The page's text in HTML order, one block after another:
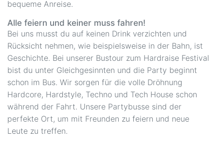
bequeme Anreise.
Alle feiern und keiner muss fahren!
Bei uns musst du auf keinen Drink verzichten und
Rücksicht nehmen, wie beispielsweise in der Bahn, ist
Geschichte. Bei unserer Bustour zum Hardraise Festival
bist du unter Gleichgesinnten und die Party beginnt
schon im Bus. Wir sorgen für die volle Dröhnung
Hardcore, Hardstyle, Techno und Tech House schon
während der Fahrt. Unsere Partybusse sind der
perfekte Ort, um mit Freunden zu feiern und neue
Leute zu treffen.